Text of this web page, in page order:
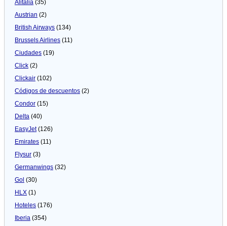
Alitalia (35)
Austrian (2)
British Airways (134)
Brussels Airlines (11)
Ciudades (19)
Click (2)
Clickair (102)
Códigos de descuentos (2)
Condor (15)
Delta (40)
EasyJet(126)
Emirates (11)
Flysur (3)
Germanwings (32)
Gol (30)
HLX (1)
Hoteles (176)
Iberia (354)